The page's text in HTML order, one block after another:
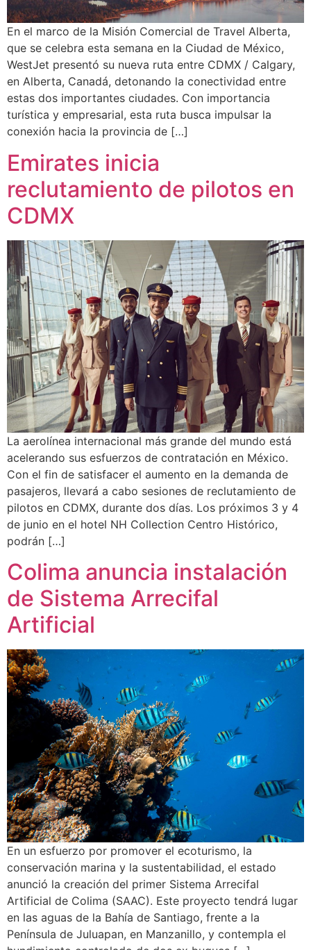
En el marco de la Misión Comercial de Travel Alberta,
que se celebra esta semana en la Ciudad de México,
WestJet presentó su nueva ruta entre CDMX / Calgary,
en Alberta, Canadá, detonando la conectividad entre
estas dos importantes ciudades. Con importancia
turística y empresarial, esta ruta busca impulsar la
conexión hacia la provincia de […]
Emirates inicia
reclutamiento de pilotos en
CDMX
La aerolínea internacional más grande del mundo está
acelerando sus esfuerzos de contratación en México.
Con el fin de satisfacer el aumento en la demanda de
pasajeros, llevará a cabo sesiones de reclutamiento de
pilotos en CDMX, durante dos días. Los próximos 3 y 4
de junio en el hotel NH Collection Centro Histórico,
podrán […]
Colima anuncia instalación
de Sistema Arrecifal
Artificial
En un esfuerzo por promover el ecoturismo, la
conservación marina y la sustentabilidad, el estado
anunció la creación del primer Sistema Arrecifal
Artificial de Colima (SAAC). Este proyecto tendrá lugar
en las aguas de la Bahía de Santiago, frente a la
Península de Juluapan, en Manzanillo, y contempla el